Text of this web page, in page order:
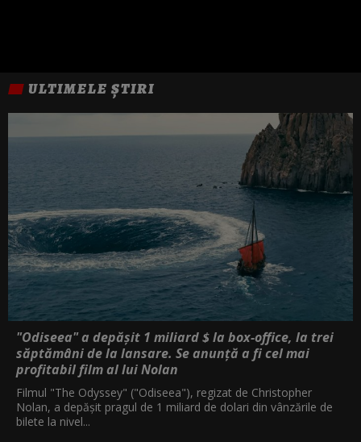
ULTIMELE ȘTIRI
"Odiseea" a depășit 1 miliard $ la box-office, la trei
săptămâni de la lansare. Se anunță a fi cel mai
profitabil film al lui Nolan
Filmul "The Odyssey" ("Odiseea"), regizat de Christopher
Nolan, a depăşit pragul de 1 miliard de dolari din vânzările de
bilete la nivel...